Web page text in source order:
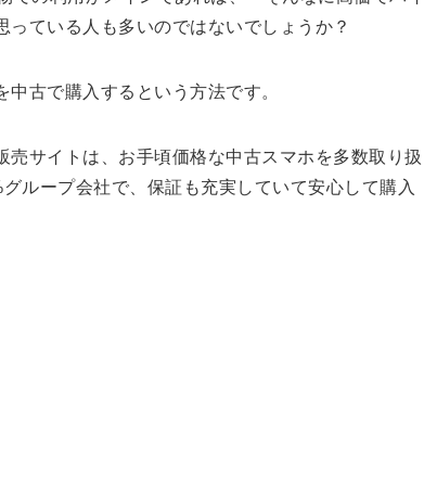
ている人も多いのではないでしょうか？
古で購入するという方法です。
売サイトは、お手頃価格な中古スマホを多数取り扱
ループ会社で、保証も充実していて安心して購入